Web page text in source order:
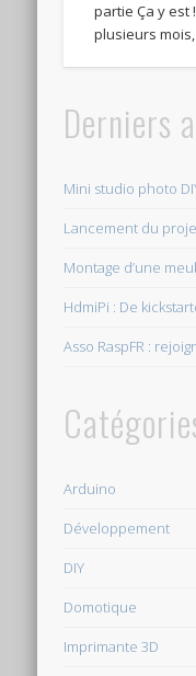
partie Ça y est
plusieurs
Derniers
Mini studio photo
Lancement du
Montage d’une
HdmiPi : De
Asso RaspFR :
Arduino
Développement
DIY
Domotique
Imprimante 3D